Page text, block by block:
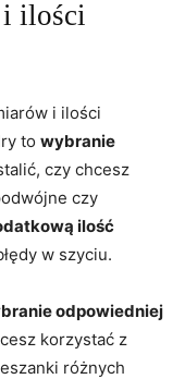
ilości
‍i ilości
to wybranie
czy chcesz
czy
ilość
⁣w szyciu.
odpowiedniej‌
korzystać z⁢
⁢różnych